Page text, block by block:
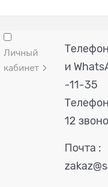
Личный
кабинет
Телефон
и
-11-35
12
Почта :